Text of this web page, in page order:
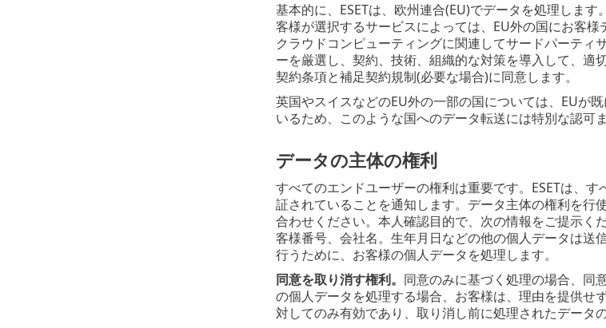
基本的に、ESETは、欧州連合(EU)でデータを処理しま
客様が選択するサービスによっては、EU外の国にお客様
クラウドコンピューティングに関連してサードパーティ
ーを厳選し、契約、技術、組織的な対策を導入して、適
契約条項と補足契約規制(必要な場合)に同意します。
英国やスイスなどのEU外の一部の国については、EUが
いるため、このような国へのデータ転送には特別な認可
データの主体の権利
すべてのエンドユーザーの権利は重要です。ESETは、
証されていることを通知します。データ主体の権利を
合わせください。本人確認目的で、次の情報をご提示く
客様番号、会社名。生年月日などの他の個人データは送
行うために、お客様の個人データを処理します。
同意を取り消す権利。 同意のみに基づく処理の場合、同
の個人データを処理する場合、お客様は、理由を提供せ
対してのみ有効であり、取り消し前に処理されたデータ